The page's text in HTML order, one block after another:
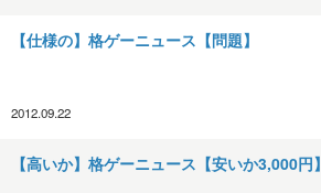
【仕様の】格ゲーニュース【問題】
2012.09.22
【高いか】格ゲーニュース【安いか3,000円】